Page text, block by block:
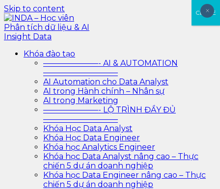
Skip to content
INDA – Học viên Phân tích
dữ liệu & AI Insight Data
INDA – Học viện Đào tạo phân tích dữ liệu & AI chuyên
sâu cho ngành ngân hàng – bảo hiểm – chứng khoán
và doanh nghiệp với các project thực tế, cá nhân hóa
lộ trình với AI
Khóa đào tạo
———————- AI & AUTOMATION
—————————–
AI Automation cho Data Analyst
AI trong Hành chính – Nhân sự
AI trong Marketing
———————- LỘ TRÌNH ĐẦY ĐỦ
—————————–
Khóa Học Data Analyst
Khóa Học Data Engineer
Khóa học Analytics Engineer
Khóa học Data Analyst nâng cao – Thực
chiến 5 dự án doanh nghiệp
Khóa học Data Engineer nâng cao – Thực
chiến 5 dự án doanh nghiệp
×
CLOSE
×